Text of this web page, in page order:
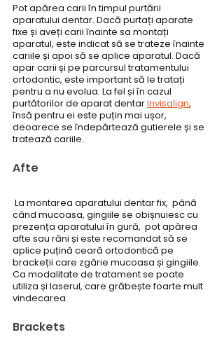
Pot apărea carii în timpul purtării
aparatului dentar. Dacă purtați aparate
fixe și aveți carii înainte sa montați
aparatul, este indicat să se trateze înainte
cariile și apoi să se aplice aparatul. Dacă
apar carii și pe parcursul tratamentului
ortodontic, este important să le tratați
pentru a nu evolua. La fel și în cazul
purtătorilor de aparat dentar Invisalign,
însă pentru ei este puțin mai ușor,
deoarece se îndepărtează gutierele și se
tratează cariile.
Afte
când mucoasa, gingiile se obișnuiesc cu
prezența aparatului în gură,  pot apărea
afte sau răni și este recomandat să se
aplice puțină ceară ortodontică pe
brackeții care zgârie mucoasa și gingiile.
Ca modalitate de tratament se poate
utiliza și laserul, care grăbește foarte mult
vindecarea.
Brackets